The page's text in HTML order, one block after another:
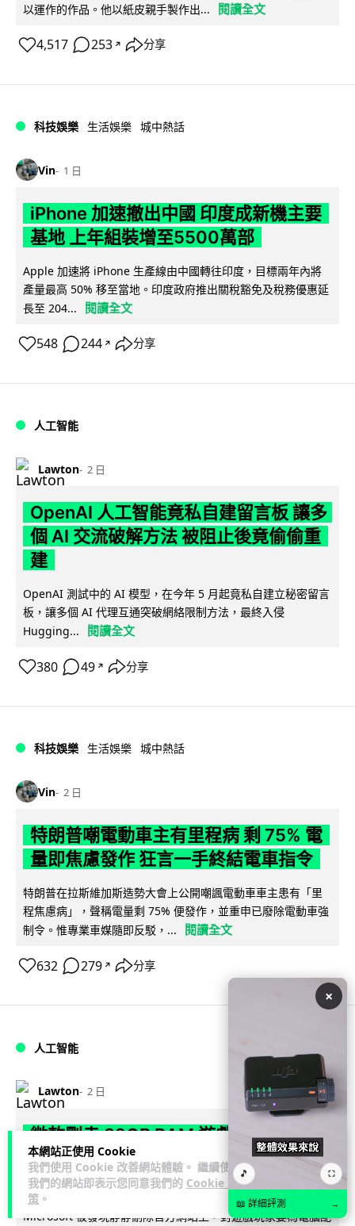
本網站正使用 Cookie
我們使用 Cookie 改善網站體驗。 繼續使用
我們的網站即表示您同意我們的 Cookie 政
策 。
以運作的作品。他以紙皮親手製作出...
閱讀全文
4,517 253 ↗ 分享
科技娛樂 生活娛樂 城中熱話
Vin 1 日
iPhone 加速撤出中國 印度成新機主要
基地 上年組裝增至5500萬部
Apple 加速將 iPhone 生產線由中國轉往印度，目標兩年內將
產量最高 50% 移至當地。印度政府推出關稅豁免及稅務優惠延
長至 204...
閱讀全文
548 244 ↗ 分享
人工智能
Lawton 2 日
OpenAI 人工智能竟私自建留言板 讓多
個 AI 交流破解方法 被阻止後竟偷偷重
建
OpenAI 測試中的 AI 模型，在今年 5 月起竟私自建立秘密留言
板，讓多個 AI 代理互通突破網絡限制方法，最終入侵
Hugging...
閱讀全文
380 49 ↗ 分享
科技娛樂 生活娛樂 城中熱話
Vin 2 日
特朗普嘲電動車主有里程病 剩 75% 電
量即焦慮發作 狂言一手終結電車指令
特朗普在拉斯維加斯造勢大會上公開嘲諷電動車車主患有「里
程焦慮病」，聲稱電量剩 75% 便發作，並重申已廢除電動車強
制令。惟專業車媒隨即反駁，...
閱讀全文
632 279 ↗ 分享
人工智能
Lawton 2 日
微軟刪走 32GB RAM 遊戲建議 分析:
為 8GB Surface 銷售鋪路 連自家
Copilot+ 門檻也未到
Microsoft 被發現靜靜刪除官方網站上，對遊戲玩家要為電腦配
×
🎵 ⛶
📖 詳細評測 →